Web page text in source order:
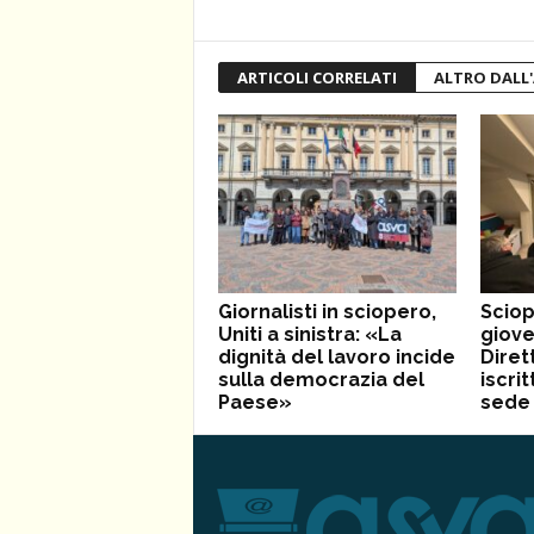
ARTICOLI CORRELATI ALTRO
Giornalisti in sciopero,
Uniti a sinistra: «La
dignità del lavoro incide
sulla democrazia del
Paese»
sede